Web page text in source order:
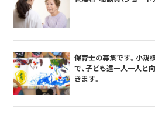
保育士の募集です。小規
で、子ども達一人一人と
きます。